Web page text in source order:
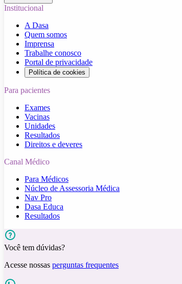
Institucional
A Dasa
Quem somos
Imprensa
Trabalhe conosco
Portal de privacidade
Política de cookies
Para pacientes
Exames
Vacinas
Unidades
Resultados
Direitos e deveres
Canal Médico
Para Médicos
Núcleo de Assessoria Médica
Nav Pro
Dasa Educa
Resultados
Você tem dúvidas?
Acesse nossas perguntas frequentes